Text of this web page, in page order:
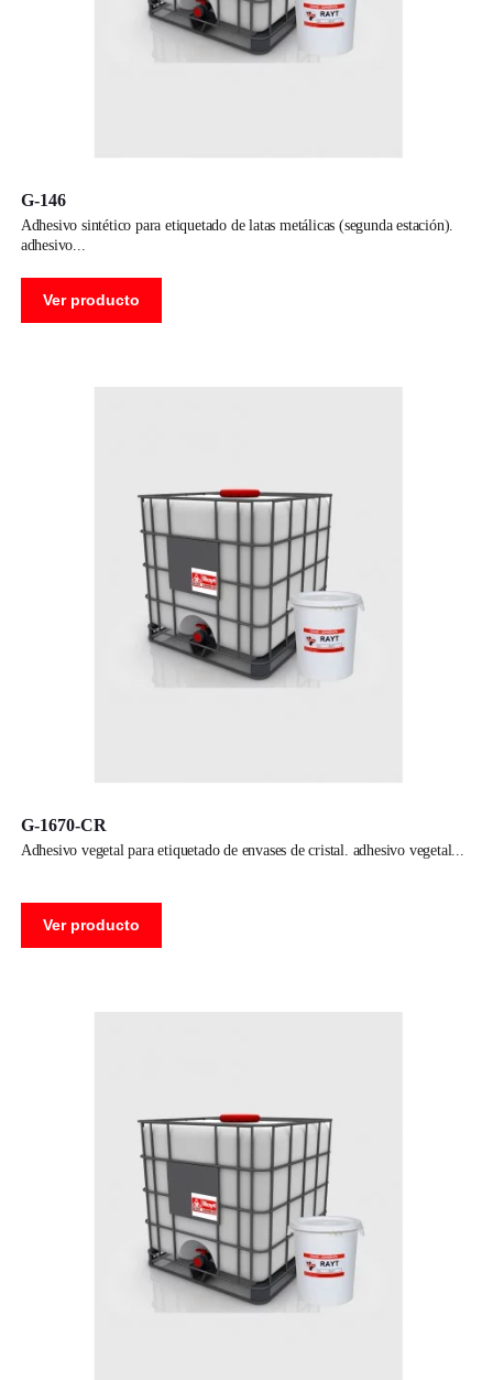
G-146
adhesivo sintético para etiquetado de latas metálicas (segunda estación).
adhesivo
Ver producto
G-1670-CR
adhesivo vegetal para etiquetado de envases de cristal. adhesivo vegetal
Ver producto